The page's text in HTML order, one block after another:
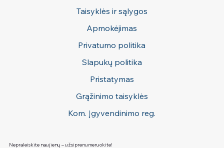
Nepraleiskite naujienų – užsiprenumeruokite!
Taisyklės ir sąlygos
Apmokėjimas
Privatumo politika
Slapukų politika
Pristatymas
Grąžinimo taisyklės
Kom. Įgyvendinimo reg.